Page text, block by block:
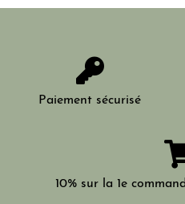
Paiement sécurisé
10% sur la 1e